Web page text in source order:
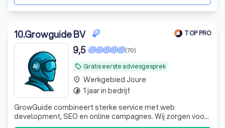
10.Growguide BV TOP PRO
local_offer Gratis eerste adviesgesprek
(70)
9,5
GrowGuide combineert sterke service met web
development, SEO en online campagnes. Wij zorgen voor
zichtbaarheid, resultaat en online groei, met persoonlijke
place Werkgebied Joure
timelapse 1 jaar in bedrijf